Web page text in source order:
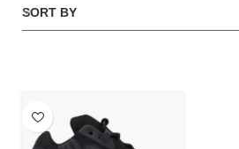
SORT BY